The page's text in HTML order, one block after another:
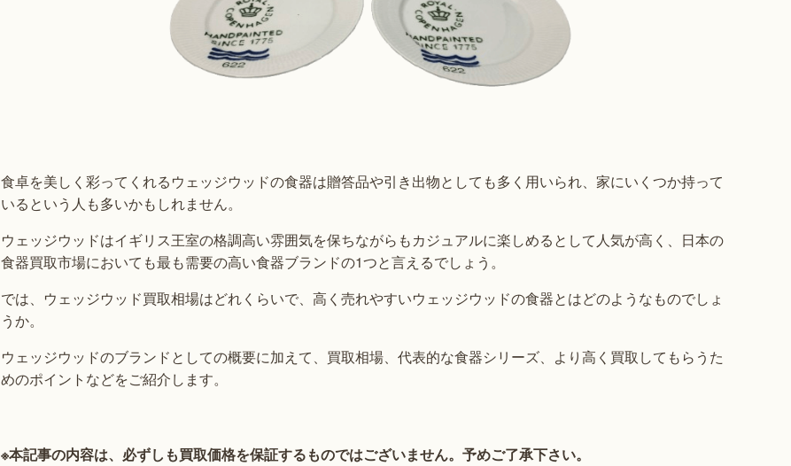
食卓を美しく彩ってくれるウェッジウッドの食器は贈答品や引き出物としても多く用いられ、家にいくつか持って
いるという人も多いかもしれません。
ウェッジウッドはイギリス王室の格調高い雰囲気を保ちながらもカジュアルに楽しめるとして人気が高く、日本の
食器買取市場においても最も需要の高い食器ブランドの1つと言えるでしょう。
では、ウェッジウッド買取相場はどれくらいで、高く売れやすいウェッジウッドの食器とはどのようなものでしょ
うか。
ウェッジウッドのブランドとしての概要に加えて、買取相場、代表的な食器シリーズ、より高く買取してもらうた
めのポイントなどをご紹介します。
※本記事の内容は、必ずしも買取価格を保証するものではございません。予めご了承下さい。